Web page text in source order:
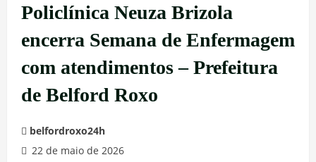
Policlínica Neuza Brizola
encerra Semana de Enfermagem
com atendimentos – Prefeitura
de Belford Roxo
belfordroxo24h
22 de maio de 2026